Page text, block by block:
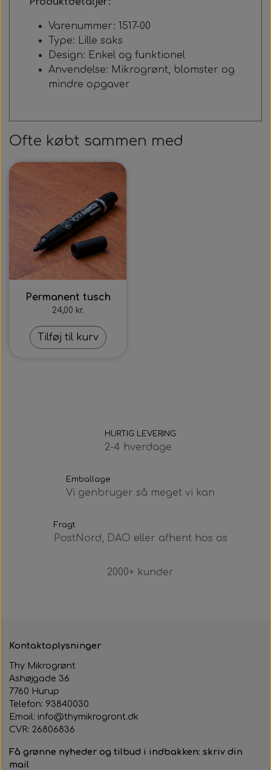
Varenummer: 1517-00
Type: Lille saks
Design: Enkel og funktionel
Anvendelse: Mikrogrønt, blomster og
mindre opgaver
Ofte købt sammen med
Permanent tusch
24,00 kr.
Tilføj til kurv
HURTIG LEVERING
2-4 hverdage
Emballage
Vi genbruger så meget vi kan
Fragt
PostNord, DAO eller afhent hos os
2000+ kunder
Kontaktoplysninger
Thy Mikrogrønt
Ashøjgade 36
7760 Hurup
Telefon: 93840030
Email: info@thymikrogront.dk
CVR: 26806836
Få grønne nyheder og tilbud i indbakken: skriv din
mail